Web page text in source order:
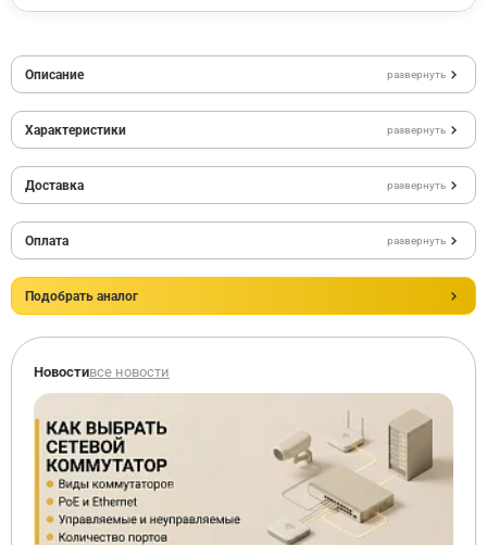
Описание развернуть
Характеристики развернуть
Доставка развернуть
Оплата развернуть
Подобрать аналог
Новостивсе новости